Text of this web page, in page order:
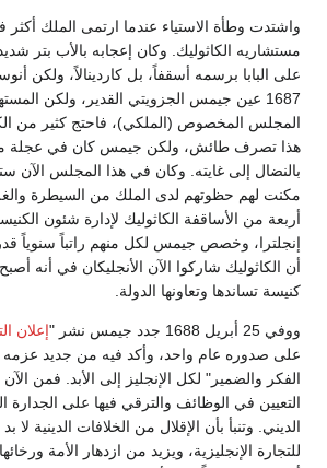
واشتدت وطأة الاستياء عندما ارتمى الملك
مستشاريه الكاثوليك. وكان إعجابه بالأب بتر
على البابا برسمه أسقفاً، بل كاردينالاً، ولكن
1687 عين جيمس الجزويتي القدير، ولكن
المجلس المخصوص (الملكي)، فاحتج كثير من
هذا تصرف طائش، ولكن جيمس كان في عجلة
بالنضال إلى غايته. وكان في هذا المجلس الآن
أربعة من الأساقفة الكاثوليك لإدارة شئون
إنجلترا، وخصص جيمس لكل منهم راتباً سنوياً
أن الكاثوليك شاركوا الآن الأنجليكان في أنه
كنيسة تساندها وتعاونها الدولة.
ووفي 25 أبريل 1688 جدد جيمس نشر " إعلان
على صدوره عام واحد، وأكد فيه من جديد عزمه
الفكر والضمير" لكل الإنجليز إلى الأبد. فمن
التعيين في الوظائف والترقي فيها على الجدارة
الديني. وتنبأ بأن الإقلال من الخلافات الدينية لا
للتجارة الإنجليزية، ويزيد من ازدهار الأمة